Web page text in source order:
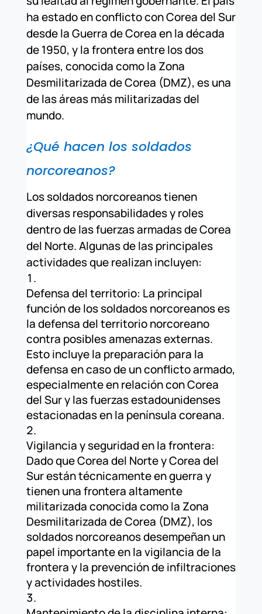
ha estado en conflicto con Corea del Sur
desde la Guerra de Corea en la década
de 1950, y la frontera entre los dos
países, conocida como la Zona
Desmilitarizada de Corea (DMZ), es una
de las áreas más militarizadas del
mundo.
¿Qué hacen los soldados
norcoreanos?
Los soldados norcoreanos tienen
diversas responsabilidades y roles
dentro de las fuerzas armadas de Corea
del Norte. Algunas de las principales
actividades que realizan incluyen:
Defensa del territorio: La principal
función de los soldados norcoreanos es
la defensa del territorio norcoreano
contra posibles amenazas externas.
Esto incluye la preparación para la
defensa en caso de un conflicto armado,
especialmente en relación con Corea
del Sur y las fuerzas estadounidenses
estacionadas en la península coreana.
Vigilancia y seguridad en la frontera:
Dado que Corea del Norte y Corea del
Sur están técnicamente en guerra y
tienen una frontera altamente
militarizada conocida como la Zona
Desmilitarizada de Corea (DMZ), los
soldados norcoreanos desempeñan un
papel importante en la vigilancia de la
frontera y la prevención de infiltraciones
y actividades hostiles.